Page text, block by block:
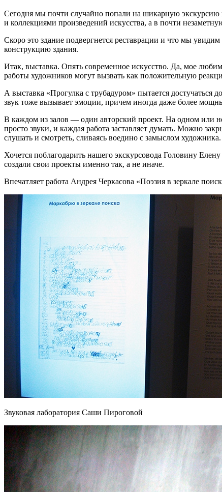
Сегодня мы почти случайно попали на шикарную
и коллекциями произведений искусства, а в почти
Скоро это здание подвергнется реставрации и что мы
конструкцию здания.
Итак, выставка. Опять современное искусство. Да, мое
работы художников могут вызвать как положительную
А выставка «Прогулка с трубадуром» пытается
звук тоже вызывает эмоции, причем иногда даже более
В каждом из залов — один авторский проект. На одном или
просто звуки, и каждая работа заставляет думать. Можно
слушать и смотреть, сливаясь воедино с замыслом художника.
Хочется поблагодарить нашего экскурсовода Головину
создали свои проекты именно так, а не иначе.
Впечатляет работа Андрея Черкасова «Поэзия в зеркале
Звуковая лаборатория Саши Пироговой